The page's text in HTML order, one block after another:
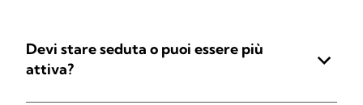
Devi stare seduta o puoi essere più
attiva?